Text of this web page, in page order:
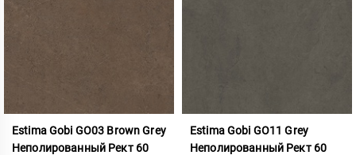
Estima Gobi GO03 Brown Grey
Неполированный Рект 60
Estima Gobi GO11 Grey
Неполированный Рект 60